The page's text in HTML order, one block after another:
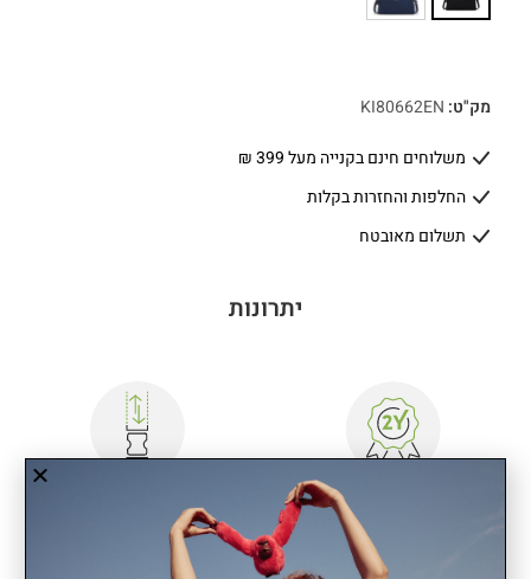
מק"ט: KI80662EN
משלוחים חינם בקנייה מעל 399 ₪
החלפות והחזרות בקלות
תשלום מאובטח
יתרונות
שנתיים אחריות